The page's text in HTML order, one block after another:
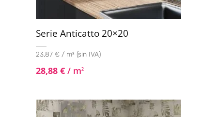
Serie Anticatto 20×20
23,87 € / m² (sin IVA)
28,88 € / m2